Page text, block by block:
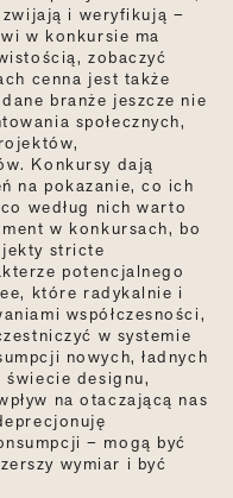
i weryfikują –
w konkursie ma
zobaczyć
cenna jest także
branże jeszcze nie
społecznych,
Konkursy dają
na pokazanie, co ich
według nich warto
w konkursach, bo
stricte
potencjalnego
które radykalnie i
współczesności,
w systemie
nowych, ładnych
świecie designu,
na otaczającą nas
– mogą być
wymiar i być